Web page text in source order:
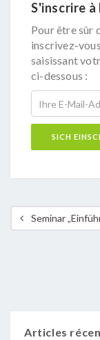
S'inscrire
Pour être sûr
inscrivez-
saisissant
ci-dessous :
Seminar „Einführung in die
Articles